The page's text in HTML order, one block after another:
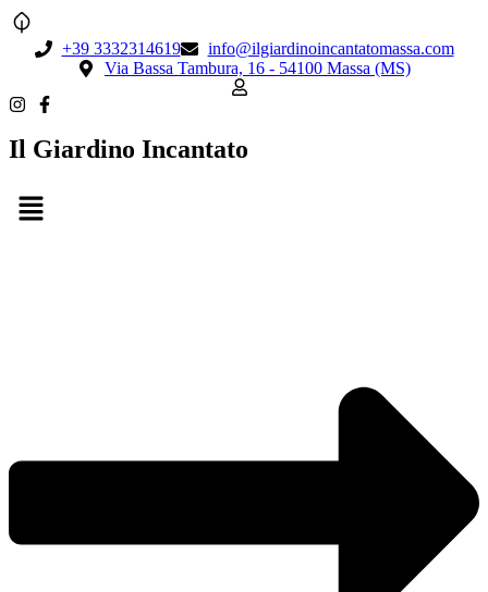
+39 3332314619
info@ilgiardinoincantatomassa.com
Via Bassa Tambura, 16 - 54100 Massa (MS)
Il Giardino Incantato
Menu